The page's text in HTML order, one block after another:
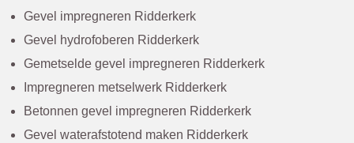
Gevel impregneren Ridderkerk
Gevel hydrofoberen Ridderkerk
Gemetselde gevel impregneren Ridderkerk
Impregneren metselwerk Ridderkerk
Betonnen gevel impregneren Ridderkerk
Gevel waterafstotend maken Ridderkerk